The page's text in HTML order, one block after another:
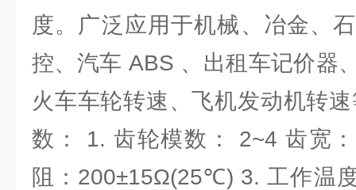
度。广泛应用于机械、冶金、
控、汽车 ABS 、出租车记价器
火车车轮转速、飞机发动机转
数： 1. 齿轮模数： 2~4 齿宽
阻：200±15Ω(25℃) 3. 工作温